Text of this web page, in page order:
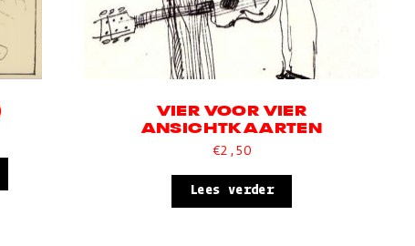
VIER VOOR VIER
ANSICHTKAARTEN
€2,50
Lees verder